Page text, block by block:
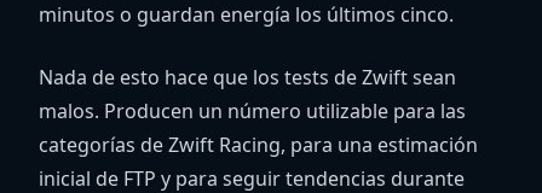
minutos o guardan energía los últimos cinco.
Nada de esto hace que los tests de Zwift sean
malos. Producen un número utilizable para las
categorías de Zwift Racing, para una estimación
inicial de FTP y para seguir tendencias durante